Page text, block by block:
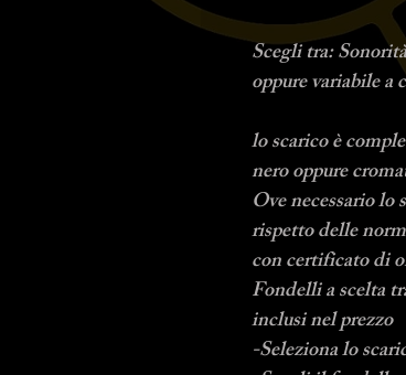
Scegli tra:
oppure variabile
lo scarico è
nero oppure
Ove necessario
rispetto delle
con certificato di
Fondelli a scelta
inclusi nel prezzo
-Seleziona lo